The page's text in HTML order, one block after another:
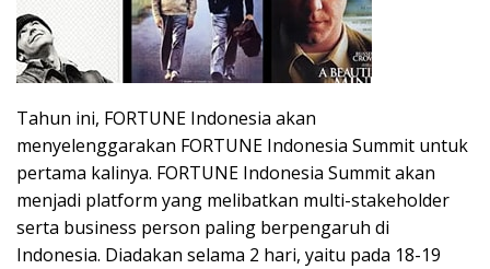
Tahun ini, FORTUNE Indonesia akan
menyelenggarakan FORTUNE Indonesia Summit untuk
pertama kalinya. FORTUNE Indonesia Summit akan
menjadi platform yang melibatkan multi-stakeholder
serta business person paling berpengaruh di
Indonesia. Diadakan selama 2 hari, yaitu pada 18-19